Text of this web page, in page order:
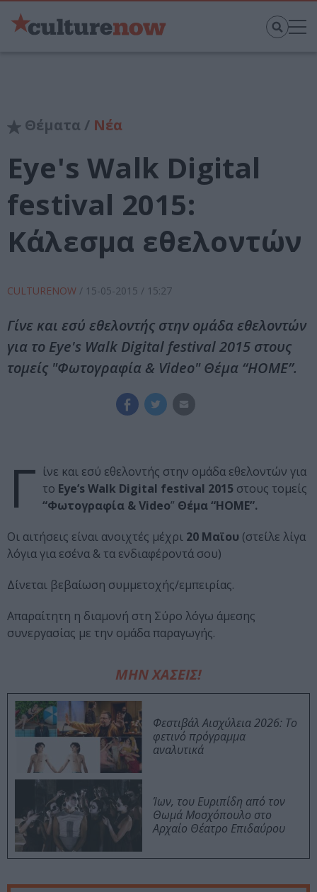
Θέματα / Νέα
Eye's Walk Digital
festival 2015:
Κάλεσμα εθελοντών
CULTURENOW / 15-05-2015 / 15:27
Γίνε και εσύ εθελοντής στην ομάδα εθελοντών
για το Eye's Walk Digital festival 2015 στους
τομείς "Φωτογραφία & Video" Θέμα “HOME”.
Γ ίνε και εσύ εθελοντής στην ομάδα εθελοντών για
το Eye’s Walk Digital festival 2015 στους τομείς
“Φωτογραφία & Video” Θέμα “HOME”.
Οι αιτήσεις είναι ανοιχτές μέχρι 20 Μαϊου (στείλε λίγα
λόγια για εσένα & τα ενδιαφέροντά σου)
Δίνεται βεβαίωση συμμετοχής/εμπειρίας.
Απαραίτητη η διαμονή στη Σύρο λόγω άμεσης
συνεργασίας με την ομάδα παραγωγής.
ΜΗΝ ΧΑΣΕΙΣ!
Φεστιβάλ Αισχύλεια 2026: Το
φετινό πρόγραμμα
αναλυτικά
Ίων, του Ευριπίδη από τον
Θωμά Μοσχόπουλο στο
Αρχαίο Θέατρο Επιδαύρου